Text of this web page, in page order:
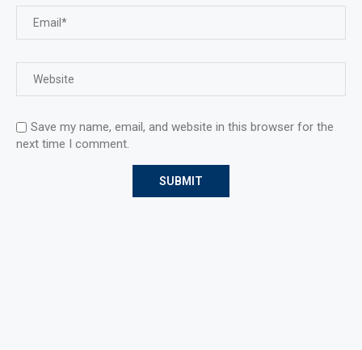
Save my name, email, and website in this browser for the
next time I comment.